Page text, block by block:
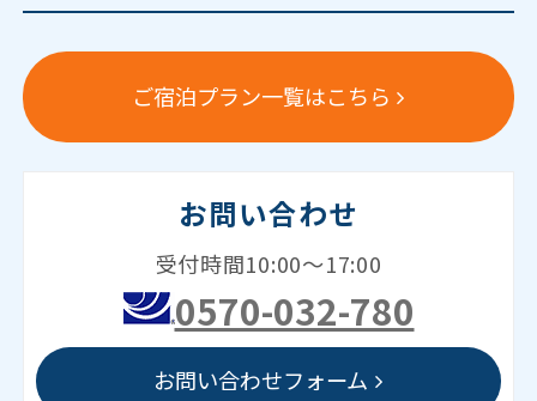
ご宿泊プラン一覧はこちら
お問い合わせ
受付時間10:00～17:00
0570-032-780
お問い合わせフォーム